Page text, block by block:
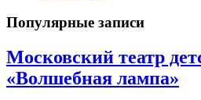
Популярные записи
Московский театр
«Волшебная лампа»